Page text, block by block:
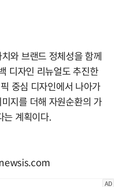
와 브랜드 정체성을 함께
디자인 리뉴얼도 추진한
중심 디자인에서 나아가
지를 더해 자원순환의 가
는 계획이다.